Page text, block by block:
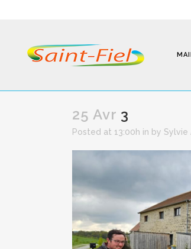
Modalités
Séjours
25 Avr 3
Posted at 13:00h in by Sylvie